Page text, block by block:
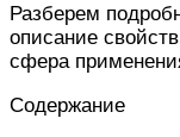
Разберем
описание
сфера
Содержание